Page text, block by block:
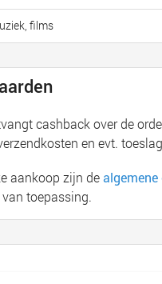
films
cashback over de
en evt.
aankoop zijn de
van toepassing.